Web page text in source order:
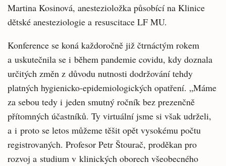
Martina Kosinová, anestezioložka působící na Klinice
dětské anesteziologie a resuscitace LF MU.
Konference se koná každoročně již čtrnáctým rokem
a uskutečnila se i během pandemie covidu, kdy doznala
určitých změn z důvodu nutnosti dodržování tehdy
platných hygienicko-epidemiologických opatření. „Máme
za sebou tedy i jeden smutný ročník bez prezenčně
přítomných účastníků. Ty virtuální jsme si však udrželi,
a i proto se letos můžeme těšit opět vysokému počtu
registrovaných. Profesor Petr Štourač, proděkan pro
rozvoj a studium v klinických oborech všeobecného